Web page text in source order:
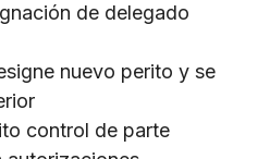
de delegado
nuevo perito y se
control de parte